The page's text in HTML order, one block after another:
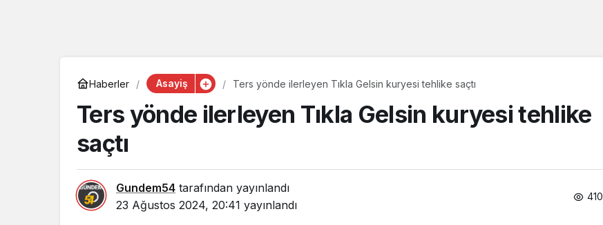
Haberler Asayiş Ters yönde ilerleyen Tıkla Gelsin kuryesi tehlike saçtı
Ters yönde ilerleyen Tıkla Gelsin kuryesi tehlike
saçtı
Gundem54 tarafından yayınlandı
23 Ağustos 2024, 20:41 yayınlandı
410